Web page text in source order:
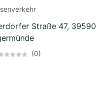
Straße 47, 39590
(0)